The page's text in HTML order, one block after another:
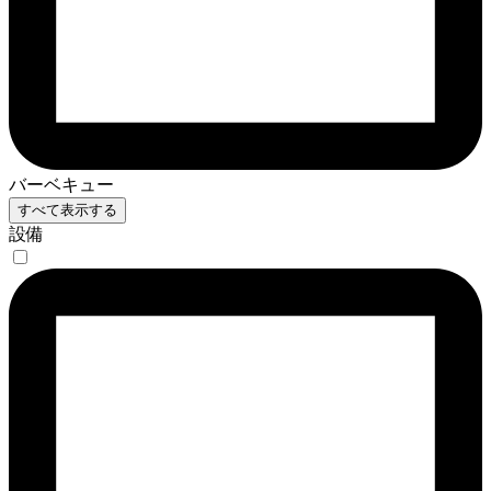
バーベキュー
すべて表示する
設備